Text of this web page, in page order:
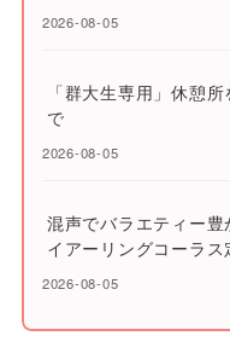
2026-08-05
「群大生専用」休憩
で
2026-08-05
混声でバラエティー
イアーリングコーラス
2026-08-05